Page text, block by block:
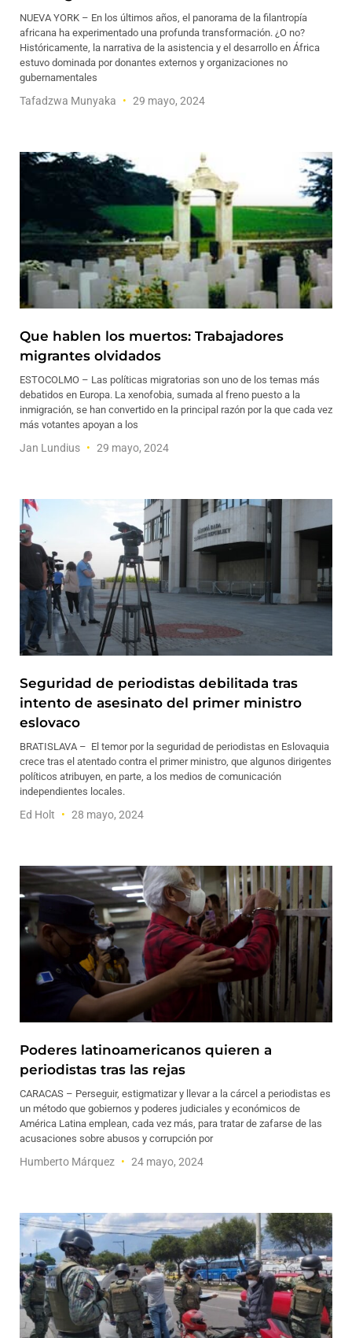
NUEVA YORK – En los últimos años, el panorama de la filantropía
africana ha experimentado una profunda transformación. ¿O no?
Históricamente, la narrativa de la asistencia y el desarrollo en África
estuvo dominada por donantes externos y organizaciones no
gubernamentales
Tafadzwa Munyaka 29 mayo, 2024
Que hablen los muertos: Trabajadores
migrantes olvidados
ESTOCOLMO – Las políticas migratorias son uno de los temas más
debatidos en Europa. La xenofobia, sumada al freno puesto a la
inmigración, se han convertido en la principal razón por la que cada vez
más votantes apoyan a los
Jan Lundius 29 mayo, 2024
Seguridad de periodistas debilitada tras
intento de asesinato del primer ministro
eslovaco
BRATISLAVA – El temor por la seguridad de periodistas en Eslovaquia
crece tras el atentado contra el primer ministro, que algunos dirigentes
políticos atribuyen, en parte, a los medios de comunicación
independientes locales.
Ed Holt 28 mayo, 2024
Poderes latinoamericanos quieren a
periodistas tras las rejas
CARACAS – Perseguir, estigmatizar y llevar a la cárcel a periodistas es
un método que gobiernos y poderes judiciales y económicos de
América Latina emplean, cada vez más, para tratar de zafarse de las
acusaciones sobre abusos y corrupción por
Humberto Márquez 24 mayo, 2024